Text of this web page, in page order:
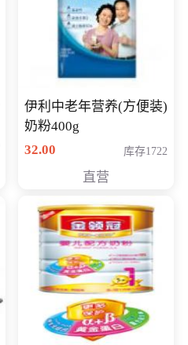
伊利中老年营养(方便装)
奶粉400g
32.00
库存1722
直营